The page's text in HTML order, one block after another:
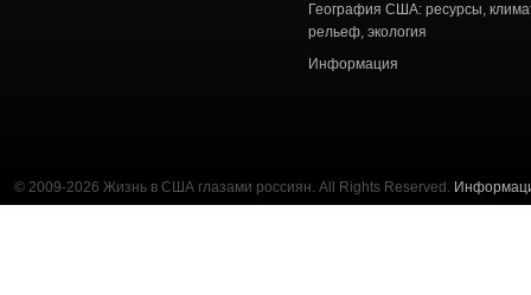
География США: ресурсы,
рельеф, экология
Информация
© 2009-2026 Жизнь в США глазами россиян. All Rights Reserved.